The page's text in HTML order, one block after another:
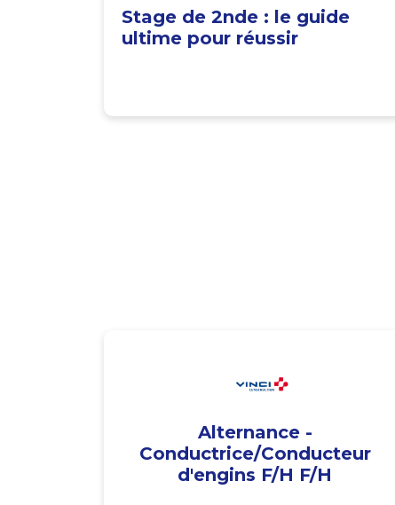
Stage de 2nde : le guide
ultime pour réussir
Alternance -
Conductrice/Conducteur
d'engins F/H F/H